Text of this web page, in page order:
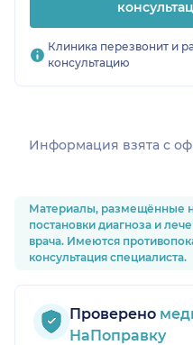
Клиника перезвонит и
консультацию
Информация взята c
Материалы, размещённые
постановки диагноза и
врача. Имеются
консультация специалиста.
Проверено
НаПоправку